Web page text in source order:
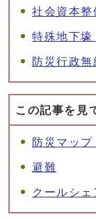
社会資本整
特殊地下壕
防災行政
この記事を見
防災マップ
避難
クールシェ